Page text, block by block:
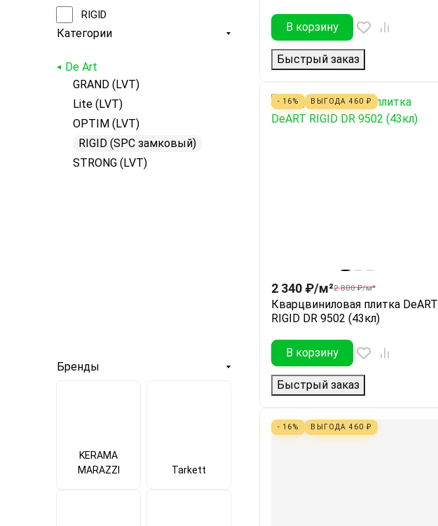
RIGID
Категории
De Art
GRAND (LVT)
Lite (LVT)
OPTIM (LVT)
RIGID (SPC замковый)
STRONG (LVT)
Бренды
KERAMA
MARAZZI
Tarkett
В корзину
Быстрый заказ
- 16% ВЫГОДА 460 ₽
2 340 ₽/м²2 800 ₽/м²
Кварцвиниловая плитка DeART
RIGID DR 9502 (43кл)
В корзину
Быстрый заказ
- 16% ВЫГОДА 460 ₽